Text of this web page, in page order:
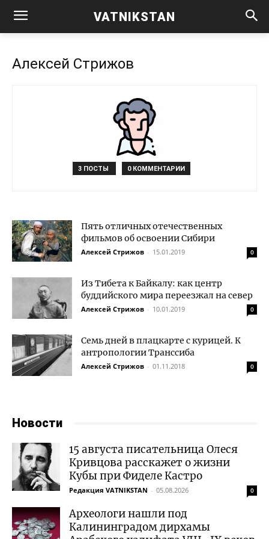
VATNIKSTAN
Алексей Стрижов
3 ПОСТЫ 0 КОММЕНТАРИИ
Пять отличных отечественных
фильмов об освоении Сибири
Алексей Стрижов - 15.01.2019 0
Из Тибета к Байкалу: как центр
буддийского мира переезжал на север
Алексей Стрижов - 10.01.2019 0
Семь дней в плацкарте с курицей. К
антропологии Транссиба
Алексей Стрижов - 01.11.2018 0
Новости
15 августа писательница Олеся
Кривцова расскажет о жизни
Кубы при Фиделе Кастро
Редакция VATNIKSTAN - 05.08.2026 0
Археологи нашли под
Калининградом дирхамы